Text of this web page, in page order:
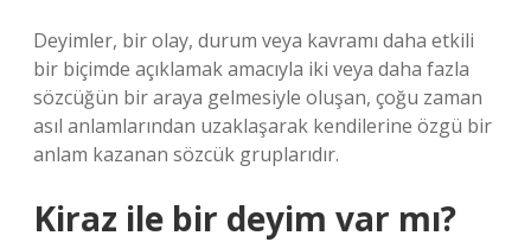
Deyimler, bir olay, durum veya kavramı daha etkili
bir biçimde açıklamak amacıyla iki veya daha fazla
sözcüğün bir araya gelmesiyle oluşan, çoğu zaman
asıl anlamlarından uzaklaşarak kendilerine özgü bir
anlam kazanan sözcük gruplarıdır.
Kiraz ile bir deyim var mı?